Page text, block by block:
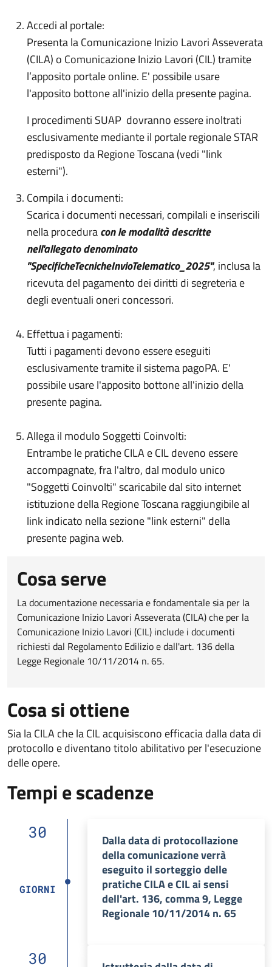
Accedi al portale:
Presenta la Comunicazione Inizio Lavori Asseverata
(CILA) o Comunicazione Inizio Lavori (CIL) tramite
l’apposito portale online. E' possibile usare
l'apposito bottone all'inizio della presente pagina.
I procedimenti SUAP dovranno essere inoltrati
esclusivamente mediante il portale regionale STAR
predisposto da Regione Toscana (vedi "link
esterni").
Compila i documenti:
Scarica i documenti necessari, compilali e inseriscili
nella proceduracon le modalità descritte
nell'allegato denominato
"SpecificheTecnicheInvioTelematico_2025", inclusa la
ricevuta del pagamento dei diritti di segreteria e
degli eventuali oneri concessori.
Effettua i pagamenti:
Tutti i pagamenti devono essere eseguiti
esclusivamente tramite il sistema pagoPA. E'
possibile usare l'apposito bottone all'inizio della
presente pagina.
Allega il modulo Soggetti Coinvolti:
Entrambe le pratiche CILA e CIL deveno essere
accompagnate, fra l'altro, dal modulo unico
"Soggetti Coinvolti" scaricabile dal sito internet
istituzione della Regione Toscana raggiungibile al
link indicato nella sezione "link esterni" della
presente pagina web.
Cosa serve
La documentazione necessaria e fondamentale sia per la
Comunicazione Inizio Lavori Asseverata (CILA) che per la
Comunicazione Inizio Lavori (CIL) include i documenti
richiesti dal Regolamento Edilizio e dall'art. 136 della
Legge Regionale 10/11/2014 n. 65.
Cosa si ottiene
Sia la CILA che la CIL acquisiscono efficacia dalla data di
protocollo e diventano titolo abilitativo per l'esecuzione
delle opere.
Tempi e scadenze
30
GIORNI
Dalla data di protocollazione
della comunicazione verrà
eseguito il sorteggio delle
pratiche CILA e CIL ai sensi
dell'art. 136, comma 9, Legge
Regionale 10/11/2014 n. 65
30